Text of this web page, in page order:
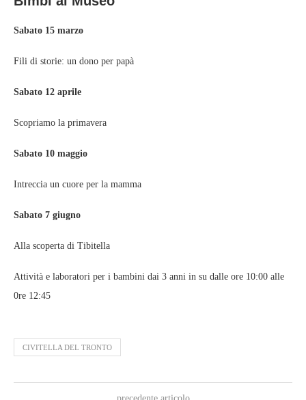
Sabato 15 marzo
Fili di storie: un dono per papà
Sabato 12 aprile
Scopriamo la primavera
Sabato 10 maggio
Intreccia un cuore per la mamma
Sabato 7 giugno
Alla scoperta di Tibitella
Attività e laboratori per i bambini dai 3 anni in su dalle ore 10:00 alle
0re 12:45
CIVITELLA DEL TRONTO